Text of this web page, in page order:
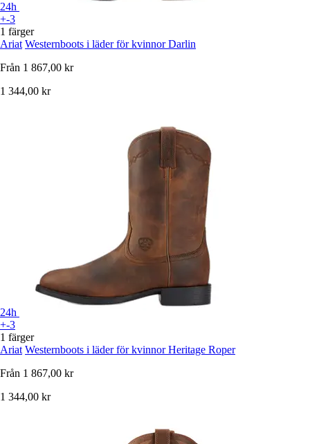
24h
+-3
1 färger
Ariat Westernboots i läder för kvinnor Darlin
Från 1 867,00 kr
1 344,00 kr
24h
+-3
1 färger
Ariat Westernboots i läder för kvinnor Heritage Roper
Från 1 867,00 kr
1 344,00 kr